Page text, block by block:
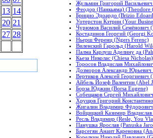
13 14
20 21
27 28
Жульмин Григорий
Феодор (Нанкьяма) (Theodore
Брицио Эдоардо (Brizio
Уотерстон Кэтрин (Your
Чурюмов Василий Семёнович
Костадинов Георгий (Georgi
Ньерш Ференц (Ngers Ferenc)
Виленский Гарольд (Harold
Палма Карлуш Аделину да
Кьеза Николас (Chiesa Nicholas)
Торосов Владислав
Дозморов Александр
Вертиков Алексей Георгиевич
Айбель Йозеф Валентин (Abel
Борза Юджин (Borsa Eugene)
Собещаков Сергей
Хрущов Григорий
Жигалин Владимир
Войцицкий Казимир
Ресль Владимир (Resle, You
Панушка Ярослав (Panuska
Барсегян Анаит Кареновна